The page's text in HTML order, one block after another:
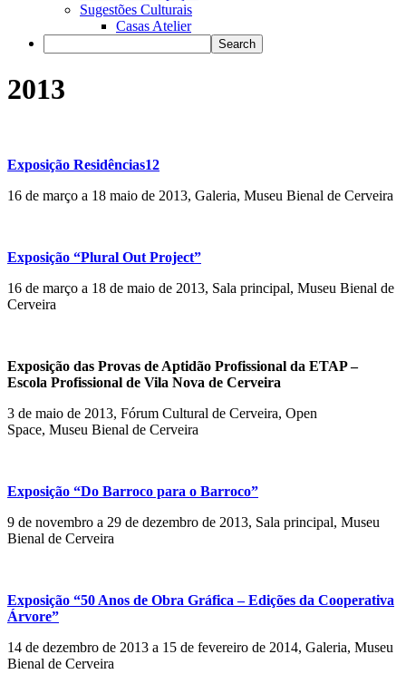
Sugestões Culturais
Casas Atelier
2013
Exposição Residências12
16 de março a 18 maio de 2013, Galeria, Museu Bienal de Cerveira
Exposição “Plural Out Project”
16 de março a 18 de maio de 2013, Sala principal, Museu Bienal de
Cerveira
Exposição das Provas de Aptidão Profissional da ETAP –
Escola Profissional de Vila Nova de Cerveira
3 de maio de 2013, Fórum Cultural de Cerveira, Open
Space, Museu Bienal de Cerveira
Exposição “Do Barroco para o Barroco”
9 de novembro a 29 de dezembro de 2013, Sala principal, Museu
Bienal de Cerveira
Exposição “50 Anos de Obra Gráfica – Edições da Cooperativa
Árvore”
14 de dezembro de 2013 a 15 de fevereiro de 2014, Galeria, Museu
Bienal de Cerveira